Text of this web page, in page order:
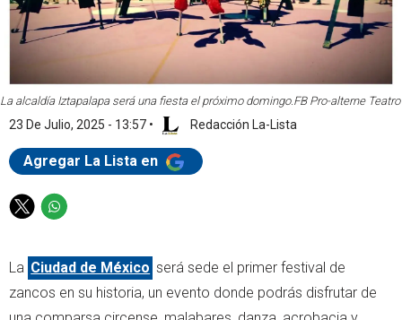
La alcaldía Iztapalapa será una fiesta el próximo domingo.FB Pro-alterne Teatro
23 De Julio, 2025 - 13:57 • Redacción La-Lista
Agregar La Lista en
T
t
t
W
a
t
s
La Ciudad de México será sede el primer festival de
zancos en su historia, un evento donde podrás disfrutar de